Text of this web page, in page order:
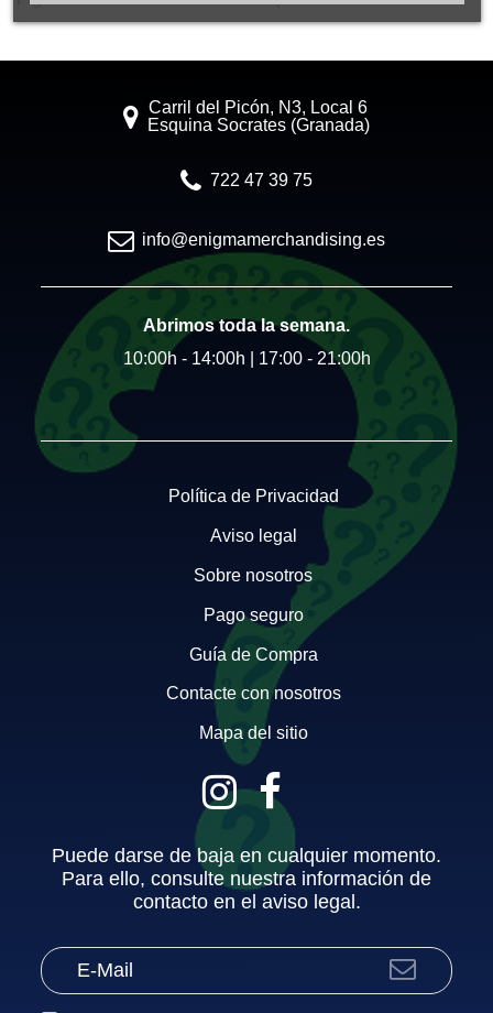
Carril del Picón, N3, Local 6
Esquina Socrates (Granada)
722 47 39 75
info@enigmamerchandising.es
Abrimos toda la semana.
10:00h - 14:00h | 17:00 - 21:00h
Política de Privacidad
Aviso legal
Sobre nosotros
Pago seguro
Guía de Compra
Contacte con nosotros
Mapa del sitio
Puede darse de baja en cualquier momento.
Para ello, consulte nuestra información de
contacto en el aviso legal.